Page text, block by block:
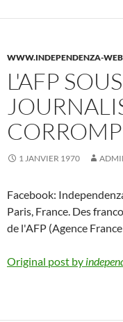
WWW.INDEPENDENZA-
L'AFP
1 JANVIER 1970
Facebook:
Paris, France. Des
de l'AFP (Agence
Original post by